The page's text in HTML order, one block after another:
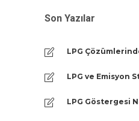
Son Yazılar
LPG
LPG ve Emisyon
LPG Göstergesi